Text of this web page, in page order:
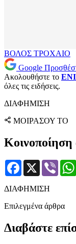
ΒΟΛΟΣ ΤΡΟΧΑΙΟ
Google
Ακολουθήστε το
όλες τις ειδήσεις.
ΔΙΑΦΗΜΙΣΗ
ΜΟΙΡΑΣΟΥ ΤΟ
Facebook
X Viber
ΔΙΑΦΗΜΙΣΗ
Επιλεγμένα άρθρα
Διαβάστε